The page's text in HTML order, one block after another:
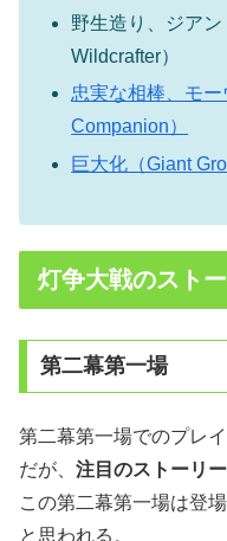
野生造り、ジア
Wildcrafter）
忠実な相棒、モー
Companion）
巨大化（Giant
灯争大戦のスト
第二幕第一場
第二幕第一場でのプレ
だが、 注目のストーリ
この第二幕第一場は登
と思われる。